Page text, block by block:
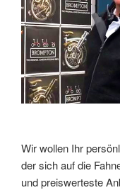
Wir wollen Ihr
der sich auf die
und preiswerteste